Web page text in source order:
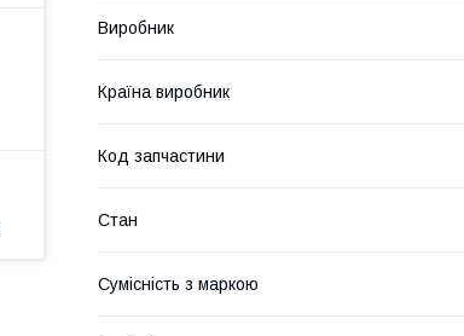
Виробник
Країна виробник
Код запчастини
Стан
Сумісність з маркою